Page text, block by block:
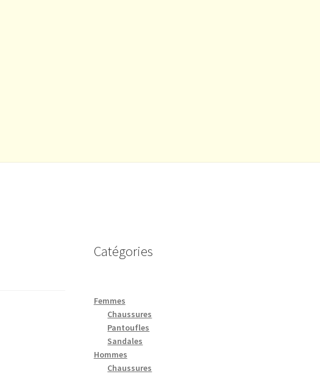
Catégories
Femmes
Chaussures
Pantoufles
Sandales
Hommes
Chaussures